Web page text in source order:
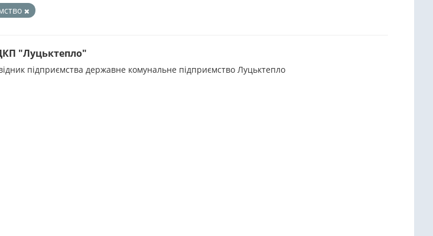
"Луцьктепло"
підприємства державне комунальне підприємство Луцьктепло